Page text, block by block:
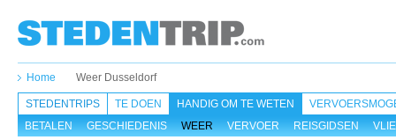
Home Weer Dusseldorf
STEDENTRIPS TE DOEN
HANDIG OM TE WETEN
BETALEN
GESCHIEDENIS WEER VERVOER REISGIDSEN